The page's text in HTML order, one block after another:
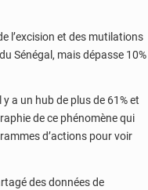
l’excision et des mutilations
Sénégal, mais dépasse 10%
a un hub de plus de 61% et
de ce phénomène qui
d’actions pour voir
des données de